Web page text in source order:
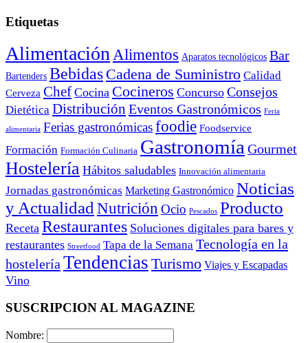
Etiquetas
Alimentación Alimentos Aparatos tecnológicos Bar
Bartenders Bebidas Cadena de Suministro Calidad
Cerveza Chef Cocina Cocineros Concurso Consejos
Dietética Distribución Eventos Gastronómicos Feria
alimentaria Ferias gastronómicasfoodie Foodservice
Formación Formación Culinaria Gastronomía Gourmet
Hostelería Hábitos saludables Innovación alimentaria
Jornadas gastronómicas Marketing Gastronómico Noticias
y Actualidad Nutrición Ocio Pescados Producto
Receta Restaurantes Soluciones digitales para bares y
restaurantes Streetfood Tapa de la Semana Tecnología en la
hostelería Tendencias Turismo Viajes y Escapadas
Vino
SUSCRIPCION AL MAGAZINE
Nombre: